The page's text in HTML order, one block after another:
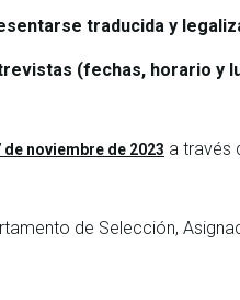
traducida y
(fechas, horario y
noviembre de 2023 a través
de Selección,